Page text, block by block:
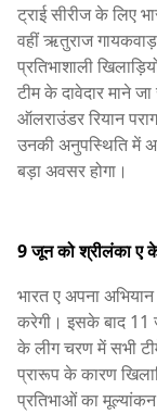
ट्राई सीरीज के लिए
वहीं ऋतुराज
प्रतिभाशाली
टीम के दावेदार माने
ऑलराउंडर रियान
उनकी अनुपस्थिति में
बड़ा अवसर होगा।
9 जून को श्रीलंका ए
भारत ए अपना
करेगी। इसके बाद 11
के लीग चरण में सभी
प्रारूप के कारण
प्रतिभाओं का